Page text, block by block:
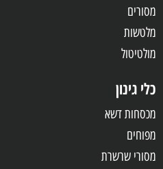
מסורים
מלטשות
מולטיטול
כלי גינון
מכסחות דשא
מפוחים
מסורי שרשרת